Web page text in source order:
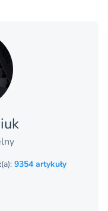
9354 artykuły